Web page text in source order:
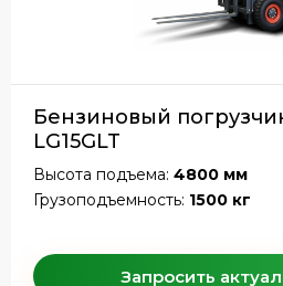
Бензиновый
LG15GLT
Высота подъема: 4800 мм
Грузоподъемность: 1500 кг
Запросить